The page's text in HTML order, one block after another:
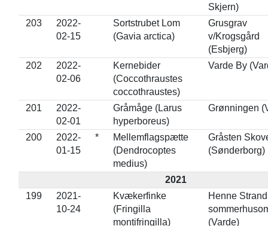
Skjern)
203
2022-
02-15
Sortstrubet Lom
(Gavia arctica)
Grusgrav
v/Krogsgård
(Esbjerg)
202
2022-
02-06
Kernebider
(Coccothraustes
coccothraustes)
Varde By
201
2022-
02-01
Gråmåge (Larus
hyperboreus)
Grønningen
200
2022-
01-15
*
Mellemflagspætte
(Dendrocoptes
medius)
Gråsten
(Sønderborg)
2021
199
2021-
10-24
Kvækerfinke
(Fringilla
montifringilla)
Henne Strand
(Varde)